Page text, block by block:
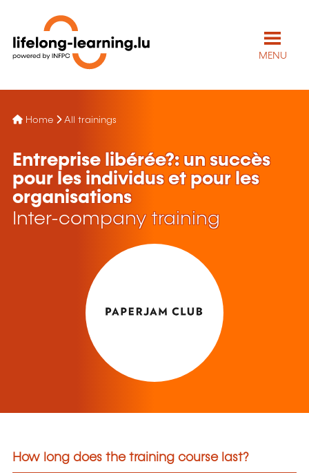
MENU
Home All trainings
Entreprise libérée?: un succès
pour les individus et pour les
organisations
Inter-company training
How long does the training course last?